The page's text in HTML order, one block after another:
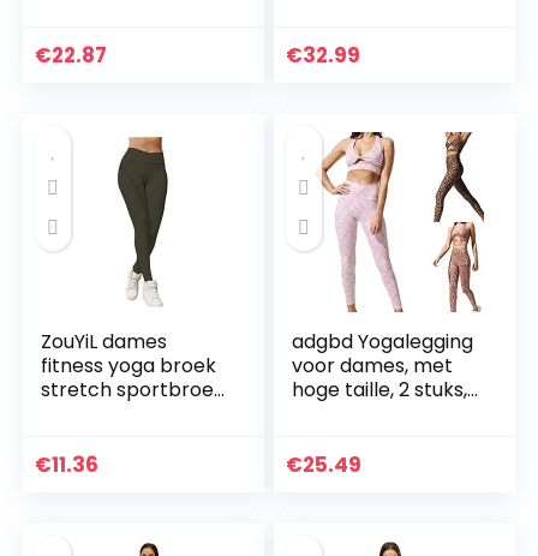
Workout Set
€22.87
gym push-up
€32.99
ZouYiL dames
fitness yoga broek
stretch sportbroek
in volledige lengte…
€11.36
adgbd Yogalegging
voor dames, met
hoge taille, 2 stuks,
€25.49